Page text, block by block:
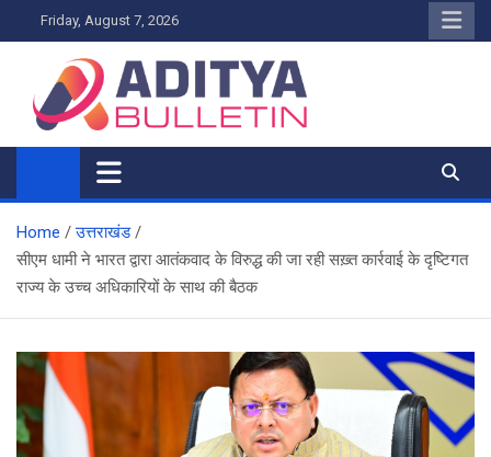
to
Friday, August 7, 2026
Home
उत्तराखंड
सीएम धामी ने भारत द्वारा आतंकवाद के विरुद्ध की जा रही सख़्त कार्रवाई के दृष्टिगत
राज्य के उच्च अधिकारियों के साथ की बैठक